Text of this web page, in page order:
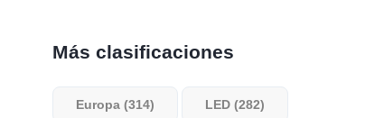
Más clasificaciones
Europa (314) LED (282)